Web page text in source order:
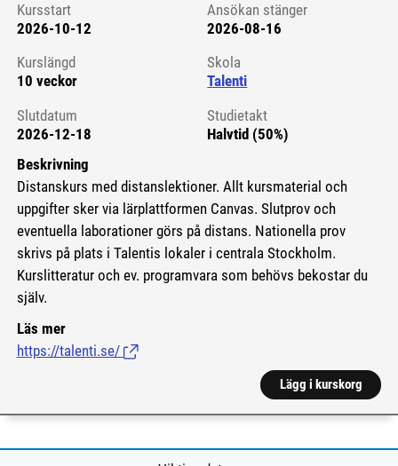
Kursstart 6286188
Kursstart
2026-10-12
Ansökan stänger
2026-08-16
Kurslängd
10 veckor
Skola
Talenti
Slutdatum
2026-12-18
Studietakt
Halvtid (50%)
Beskrivning
Distanskurs med distanslektioner. Allt kursmaterial och
uppgifter sker via lärplattformen Canvas. Slutprov och
eventuella laborationer görs på distans. Nationella prov
skrivs på plats i Talentis lokaler i centrala Stockholm.
Kurslitteratur och ev. programvara som behövs bekostar du
själv.
Läs mer
https://talenti.se/ (Länk till extern sida.)
Lägg i kurskorg